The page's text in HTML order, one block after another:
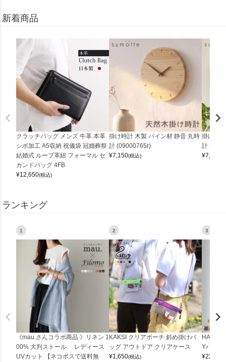
新着商品
クラッチバッグ メンズ 牛革 本革
シボ加工 A5収納 祝儀袋 冠婚葬祭
結婚式 ループ革紐 フォーマル セ
カンドバッグ 4FB
¥12,650(税込)
掛け時計 木製 パイン材 静音 丸時
計 (09000765r)
¥7,150(税込)
掛け時
計
¥7,150
ランキング
1
《mau.さんコラボ商品 》リネン 1
00% 大判ストール レディース
UVカット 【ネコポスで送料無
2
KAKSI クリアポーチ 斜め掛けバ
ッグ アウトドア クリアケース
¥1,650(税込)
3
Yバッグ
¥22,000